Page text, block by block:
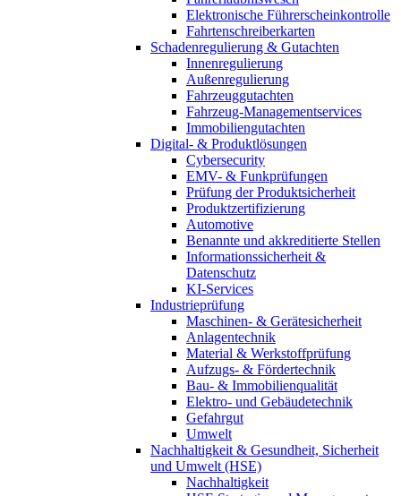
Elektronische Führerscheinkontrolle
Fahrtenschreiberkarten
Schadenregulierung & Gutachten
Innenregulierung
Außenregulierung
Fahrzeuggutachten
Fahrzeug-Managementservices
Immobiliengutachten
Digital- & Produktlösungen
Cybersecurity
EMV- & Funkprüfungen
Prüfung der Produktsicherheit
Produktzertifizierung
Automotive
Benannte und akkreditierte Stellen
Informationssicherheit &
Datenschutz
KI-Services
Industrieprüfung
Maschinen- & Gerätesicherheit
Anlagentechnik
Material & Werkstoffprüfung
Aufzugs- & Fördertechnik
Bau- & Immobilienqualität
Elektro- und Gebäudetechnik
Gefahrgut
Umwelt
Nachhaltigkeit & Gesundheit, Sicherheit
und Umwelt (HSE)
Nachhaltigkeit